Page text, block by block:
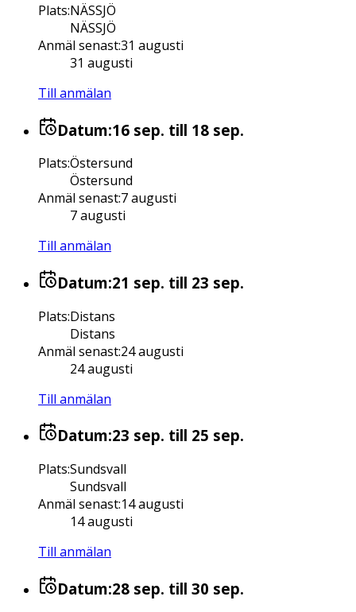
Plats:NÄSSJÖ
NÄSSJÖ
Anmäl senast:31 augusti
31 augusti
Till anmälan
Datum:16 sep. till 18 sep.
Plats:Östersund
Östersund
Anmäl senast:7 augusti
7 augusti
Till anmälan
Datum:21 sep. till 23 sep.
Plats:Distans
Distans
Anmäl senast:24 augusti
24 augusti
Till anmälan
Datum:23 sep. till 25 sep.
Plats:Sundsvall
Sundsvall
Anmäl senast:14 augusti
14 augusti
Till anmälan
Datum:28 sep. till 30 sep.